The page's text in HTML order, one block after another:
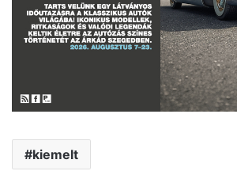
kiemelt